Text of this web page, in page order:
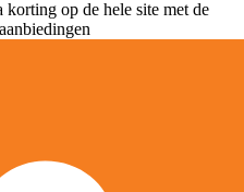
op de hele site met de